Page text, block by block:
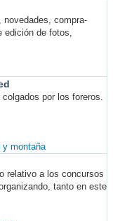
novedades, compra-
de fotos,
por los foreros.
y montaña
relativo a los concursos
tanto en este